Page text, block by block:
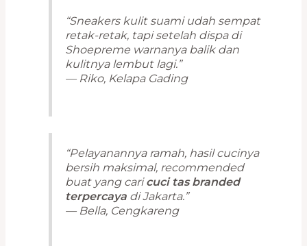
“Sneakers kulit suami udah sempat
retak-retak, tapi setelah dispa di
Shoepreme warnanya balik dan
kulitnya lembut lagi.”
— Riko, Kelapa Gading
“Pelayanannya ramah, hasil cucinya
bersih maksimal, recommended
buat yang caricuci tas branded
terpercayadi Jakarta.”
— Bella, Cengkareng